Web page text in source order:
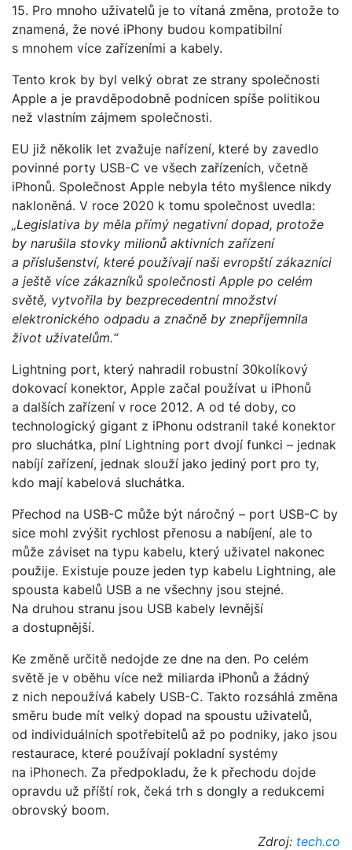
15. Pro mnoho uživatelů je to vítaná změna, protože to
znamená, že nové iPhony budou kompatibilní
s mnohem více zařízeními a kabely.
Tento krok by byl velký obrat ze strany společnosti
Apple a je pravděpodobně podnícen spíše politikou
než vlastním zájmem společnosti.
EU již několik let zvažuje nařízení, které by zavedlo
povinné porty USB-C ve všech zařízeních, včetně
iPhonů. Společnost Apple nebyla této myšlence nikdy
nakloněná. V roce 2020 k tomu společnost uvedla:
„Legislativa by měla přímý negativní dopad, protože
by narušila stovky milionů aktivních zařízení
a příslušenství, které používají naši evropští zákazníci
a ještě více zákazníků společnosti Apple po celém
světě, vytvořila by bezprecedentní množství
elektronického odpadu a značně by znepříjemnila
život uživatelům.“
Lightning port, který nahradil robustní 30kolíkový
dokovací konektor, Apple začal používat u iPhonů
a dalších zařízení v roce 2012. A od té doby, co
technologický gigant z iPhonu odstranil také konektor
pro sluchátka, plní Lightning port dvojí funkci – jednak
nabíjí zařízení, jednak slouží jako jediný port pro ty,
kdo mají kabelová sluchátka.
Přechod na USB-C může být náročný – port USB-C by
sice mohl zvýšit rychlost přenosu a nabíjení, ale to
může záviset na typu kabelu, který uživatel nakonec
použije. Existuje pouze jeden typ kabelu Lightning, ale
spousta kabelů USB a ne všechny jsou stejné.
Na druhou stranu jsou USB kabely levnější
a dostupnější.
Ke změně určitě nedojde ze dne na den. Po celém
světě je v oběhu více než miliarda iPhonů a žádný
z nich nepoužívá kabely USB-C. Takto rozsáhlá změna
směru bude mít velký dopad na spoustu uživatelů,
od individuálních spotřebitelů až po podniky, jako jsou
restaurace, které používají pokladní systémy
na iPhonech. Za předpokladu, že k přechodu dojde
opravdu už příští rok, čeká trh s dongly a redukcemi
obrovský boom.
Zdroj: tech.co